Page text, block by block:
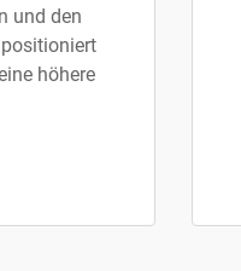
und den
höhere